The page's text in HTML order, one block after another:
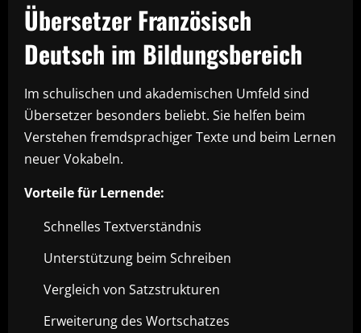
Übersetzer Französisch
Deutsch im Bildungsbereich
Im schulischen und akademischen Umfeld sind
Übersetzer besonders beliebt. Sie helfen beim
Verstehen fremdsprachiger Texte und beim Lernen
neuer Vokabeln.
Vorteile für Lernende:
Schnelles Textverständnis
Unterstützung beim Schreiben
Vergleich von Satzstrukturen
Erweiterung des Wortschatzes